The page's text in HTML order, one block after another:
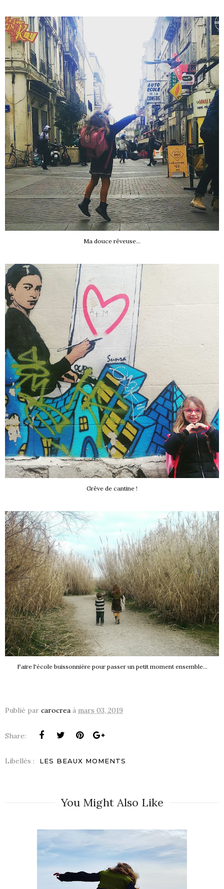
Ma douce rêveuse...
Grêve de cantine !
Faire l'école buissonnière pour passer un petit moment ensemble...
Publié par carocrea à mars 03, 2019
Share:
Libellés : LES BEAUX MOMENTS
You Might Also Like